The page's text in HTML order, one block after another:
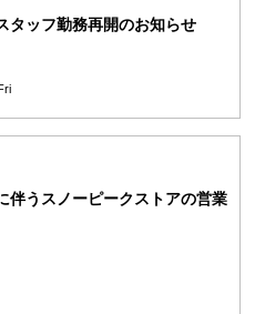
タッフ勤務再開のお知らせ
伴うスノーピークストアの営業